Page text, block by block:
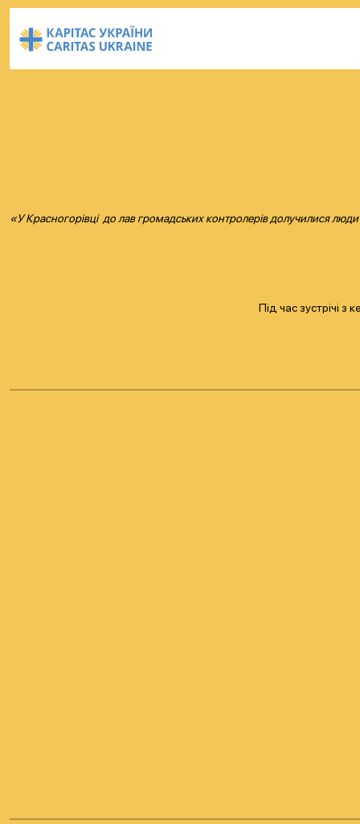
«У Красногорівці до лав громадських контролерів долучилися
Під час зустрічі